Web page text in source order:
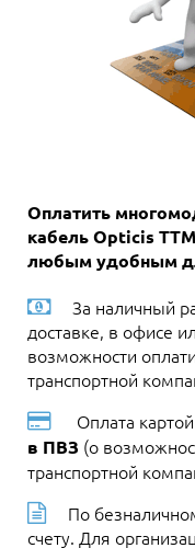
Оплатить
кабель Opticis
любым удобным
За наличный
доставке, в офисе
возможности
транспортной
Оплата
в ПВЗ (о
транспортной
По
счету. Для